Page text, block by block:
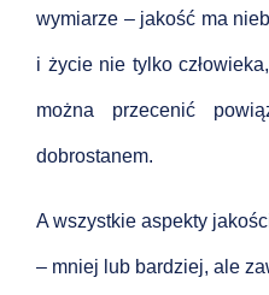
wymiarze – jakość ma
i życie nie tylko
można przecenić
dobrostanem.
A wszystkie aspekty
– mniej lub bardziej, ale